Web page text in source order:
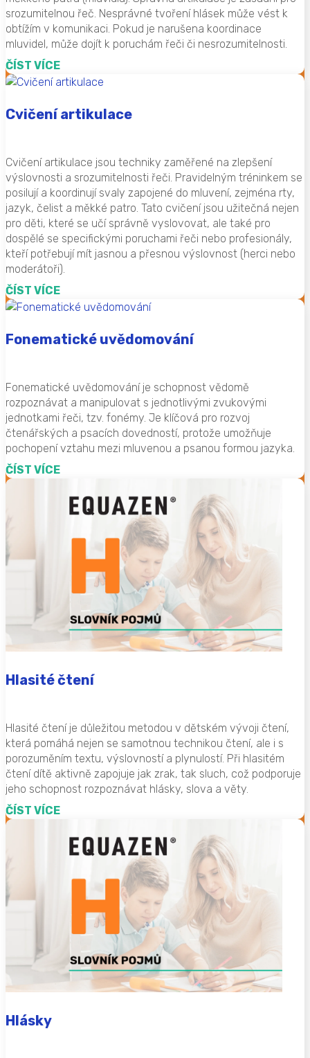
srozumitelnou řeč. Nesprávné tvoření hlásek může vést k
obtížím v komunikaci. Pokud je narušena koordinace
mluvidel, může dojít k poruchám řeči či nesrozumitelnosti.
ČÍST VÍCE
Cvičení artikulace
Cvičení artikulace jsou techniky zaměřené na zlepšení
výslovnosti a srozumitelnosti řeči. Pravidelným tréninkem se
posilují a koordinují svaly zapojené do mluvení, zejména rty,
jazyk, čelist a měkké patro. Tato cvičení jsou užitečná nejen
pro děti, které se učí správně vyslovovat, ale také pro
dospělé se specifickými poruchami řeči nebo profesionály,
kteří potřebují mít jasnou a přesnou výslovnost (herci nebo
moderátoři).
ČÍST VÍCE
Fonematické uvědomování
Fonematické uvědomování je schopnost vědomě
rozpoznávat a manipulovat s jednotlivými zvukovými
jednotkami řeči, tzv. fonémy. Je klíčová pro rozvoj
čtenářských a psacích dovedností, protože umožňuje
pochopení vztahu mezi mluvenou a psanou formou jazyka.
ČÍST VÍCE
Hlasité čtení
Hlasité čtení je důležitou metodou v dětském vývoji čtení,
která pomáhá nejen se samotnou technikou čtení, ale i s
porozuměním textu, výslovností a plynulostí. Při hlasitém
čtení dítě aktivně zapojuje jak zrak, tak sluch, což podporuje
jeho schopnost rozpoznávat hlásky, slova a věty.
ČÍST VÍCE
Hlásky